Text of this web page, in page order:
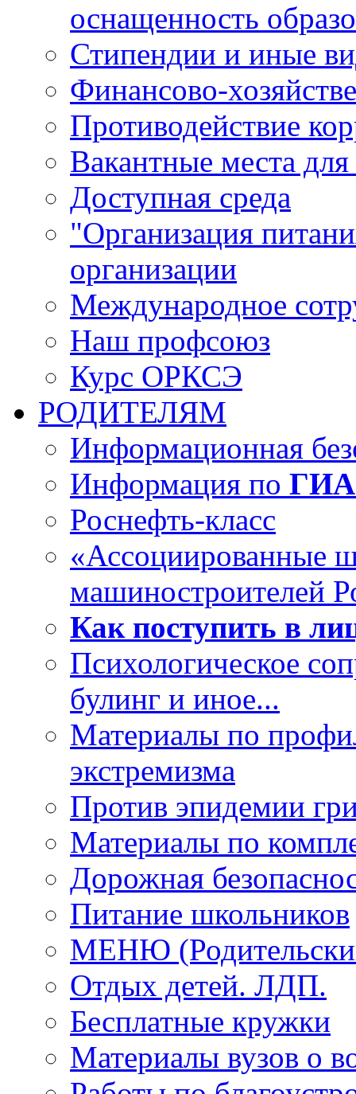
оснащенность
Стипендии и иные
Финансово-
Противодействие
Вакантные места
Доступная среда
"Организация
организации
Международное
Наш профсоюз
Курс ОРКСЭ
РОДИТЕЛЯМ
Информационная
Информация по ГИА
Роснефть-класс
«Ассоциированные
машиностроителей
Как поступить в
Психологическое
булинг и иное...
Материалы по
экстремизма
Против эпидемии
Материалы по
Дорожная
Питание школьников
МЕНЮ
Отдых детей. ЛДП.
Бесплатные кружки
Материалы вузов о